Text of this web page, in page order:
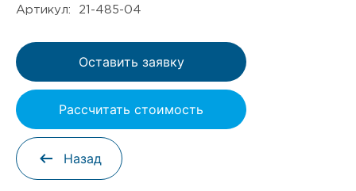
Артикул: 21-485-04
Оставить заявку
Рассчитать стоимость
Назад